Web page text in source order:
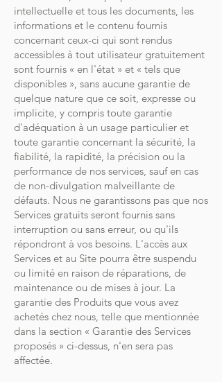
intellectuelle et tous les documents, les
informations et le contenu fournis
concernant ceux-ci qui sont rendus
accessibles à tout utilisateur gratuitement
sont fournis « en l'état » et « tels que
disponibles », sans aucune garantie de
quelque nature que ce soit, expresse ou
implicite, y compris toute garantie
d'adéquation à un usage particulier et
toute garantie concernant la sécurité, la
fiabilité, la rapidité, la précision ou la
performance de nos services, sauf en cas
de non-divulgation malveillante de
défauts. Nous ne garantissons pas que nos
Services gratuits seront fournis sans
interruption ou sans erreur, ou qu'ils
répondront à vos besoins. L'accès aux
Services et au Site pourra être suspendu
ou limité en raison de réparations, de
maintenance ou de mises à jour. La
garantie des Produits que vous avez
achetés chez nous, telle que mentionnée
dans la section « Garantie des Services
proposés » ci-dessus, n'en sera pas
affectée.